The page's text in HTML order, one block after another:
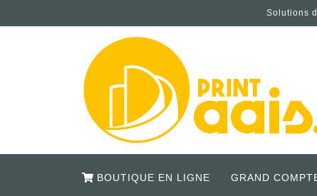
Solutions
BOUTIQUE EN LIGNE GRAND